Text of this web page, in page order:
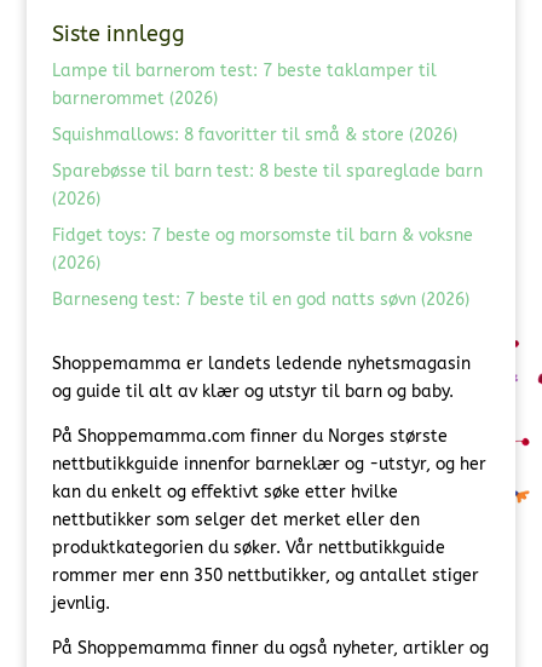
Siste innlegg
Lampe til barnerom test: 7 beste taklamper til
barnerommet (2026)
Squishmallows: 8 favoritter til små & store (2026)
Sparebøsse til barn test: 8 beste til spareglade barn
(2026)
Fidget toys: 7 beste og morsomste til barn & voksne
(2026)
Barneseng test: 7 beste til en god natts søvn (2026)
Shoppemamma er landets ledende nyhetsmagasin
og guide til alt av klær og utstyr til barn og baby.
På Shoppemamma.com finner du Norges største
nettbutikkguide innenfor barneklær og -utstyr, og her
kan du enkelt og effektivt søke etter hvilke
nettbutikker som selger det merket eller den
produktkategorien du søker. Vår nettbutikkguide
rommer mer enn 350 nettbutikker, og antallet stiger
jevnlig.
På Shoppemamma finner du også nyheter, artikler og